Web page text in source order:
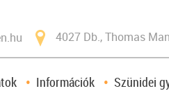
4027 Db., Thomas
Információk Szünidei